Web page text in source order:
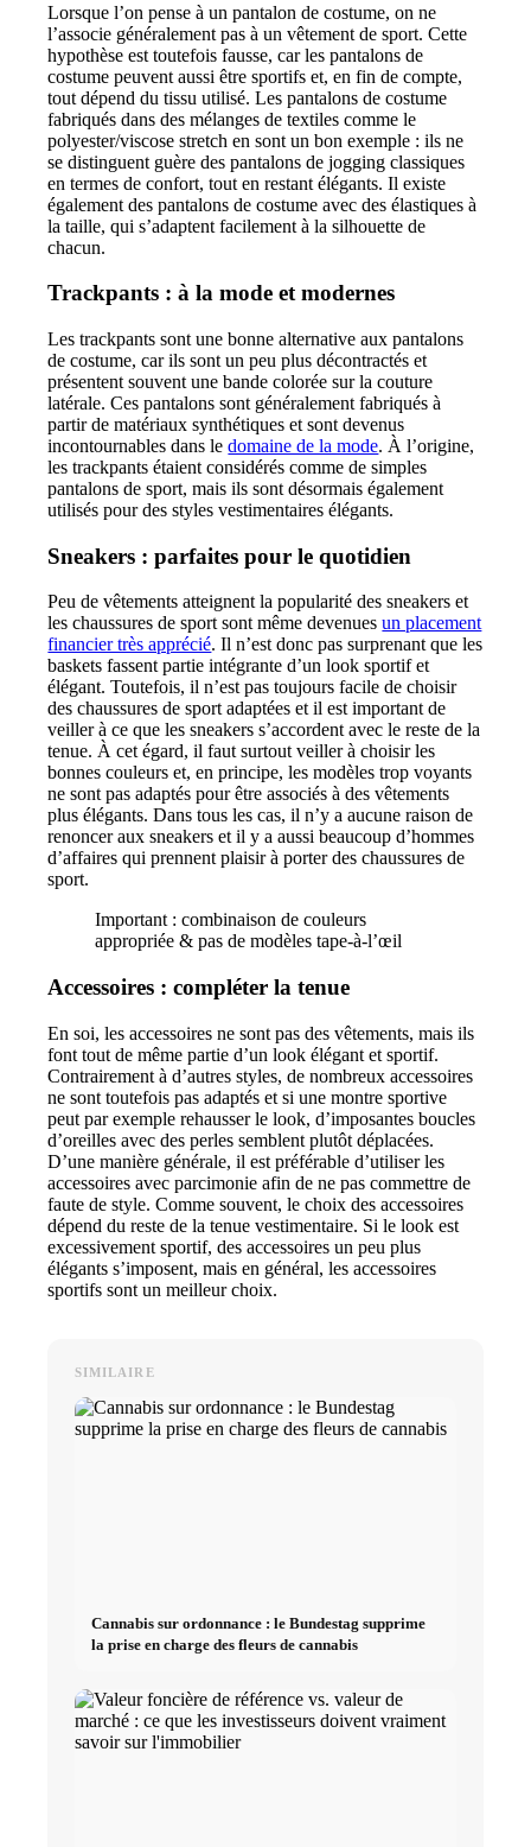
Lorsque l’on pense à un pantalon de costume, on ne
l’associe généralement pas à un vêtement de sport. Cette
hypothèse est toutefois fausse, car les pantalons de
costume peuvent aussi être sportifs et, en fin de compte,
tout dépend du tissu utilisé. Les pantalons de costume
fabriqués dans des mélanges de textiles comme le
polyester/viscose stretch en sont un bon exemple : ils ne
se distinguent guère des pantalons de jogging classiques
en termes de confort, tout en restant élégants. Il existe
également des pantalons de costume avec des élastiques à
la taille, qui s’adaptent facilement à la silhouette de
chacun.
Trackpants : à la mode et modernes
Les trackpants sont une bonne alternative aux pantalons
de costume, car ils sont un peu plus décontractés et
présentent souvent une bande colorée sur la couture
latérale. Ces pantalons sont généralement fabriqués à
partir de matériaux synthétiques et sont devenus
incontournables dans ledomaine de la mode. À l’origine,
les trackpants étaient considérés comme de simples
pantalons de sport, mais ils sont désormais également
utilisés pour des styles vestimentaires élégants.
Sneakers : parfaites pour le quotidien
Peu de vêtements atteignent la popularité des sneakers et
les chaussures de sport sont même devenuesun placement
financier très apprécié. Il n’est donc pas surprenant que les
baskets fassent partie intégrante d’un look sportif et
élégant. Toutefois, il n’est pas toujours facile de choisir
des chaussures de sport adaptées et il est important de
veiller à ce que les sneakers s’accordent avec le reste de la
tenue. À cet égard, il faut surtout veiller à choisir les
bonnes couleurs et, en principe, les modèles trop voyants
ne sont pas adaptés pour être associés à des vêtements
plus élégants. Dans tous les cas, il n’y a aucune raison de
renoncer aux sneakers et il y a aussi beaucoup d’hommes
d’affaires qui prennent plaisir à porter des chaussures de
sport.
Important : combinaison de couleurs
appropriée & pas de modèles tape-à-l’œil
Accessoires : compléter la tenue
En soi, les accessoires ne sont pas des vêtements, mais ils
font tout de même partie d’un look élégant et sportif.
Contrairement à d’autres styles, de nombreux accessoires
ne sont toutefois pas adaptés et si une montre sportive
peut par exemple rehausser le look, d’imposantes boucles
d’oreilles avec des perles semblent plutôt déplacées.
D’une manière générale, il est préférable d’utiliser les
accessoires avec parcimonie afin de ne pas commettre de
faute de style. Comme souvent, le choix des accessoires
dépend du reste de la tenue vestimentaire. Si le look est
excessivement sportif, des accessoires un peu plus
élégants s’imposent, mais en général, les accessoires
sportifs sont un meilleur choix.
SIMILAIRE
Cannabis sur ordonnance : le Bundestag supprime
la prise en charge des fleurs de cannabis